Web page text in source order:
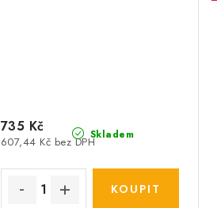
Skladem
607,44 Kč bez DPH
735 Kč